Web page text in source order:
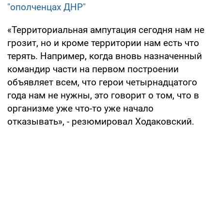
"ополченцах ДНР"
«Территориальная ампутация сегодня нам не
грозит, но и кроме территории нам есть что
терять. Например, когда вновь назначенный
командир части на первом построении
объявляет всем, что герои четырнадцатого
года нам не нужны, это говорит о том, что в
организме уже что-то уже начало
отказывать», - резюмировал Ходаковский.